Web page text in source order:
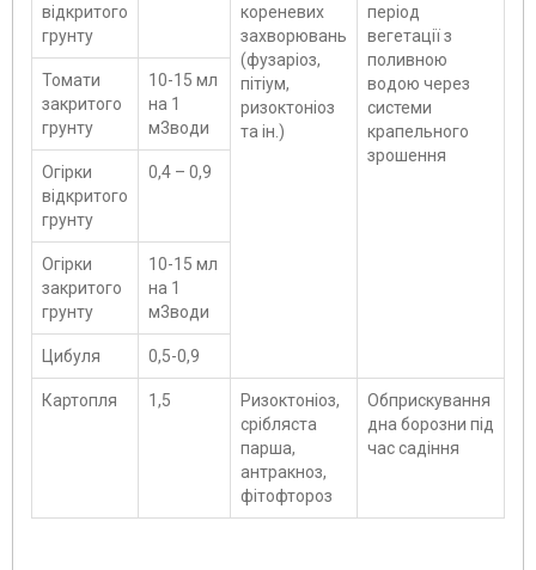
відкритого
грунту
кореневих
захворювань
(фузаріоз,
пітіум,
ризоктоніоз
та ін.)
період
вегетації з
поливною
водою через
системи
крапельного
зрошення
Томати
закритого
грунту
10-15 мл
на 1
м3води
Огірки
відкритого
грунту
0,4 – 0,9
Огірки
закритого
грунту
10-15 мл
на 1
м3води
Цибуля 0,5-0,9
Картопля 1,5
Ризоктоніоз,
срібляста
парша,
антракноз,
фітофтороз
Обприскування
дна борозни під
час садіння